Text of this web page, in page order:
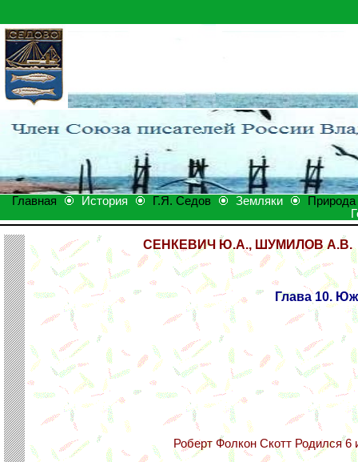
Главная История Г.Я. Седов Земляки
Природа
СЕНКЕВИЧ Ю.А., ШУМИЛОВ А.В.
Глава 10.
Роберт Фолкон Скотт Родился 6